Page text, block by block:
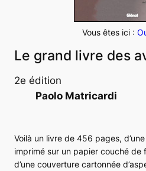
Vous êtes ici :
Le grand livre des
2e édition
Paolo Matricardi
Voilà un livre de 456 pages,
imprimé sur un papier couché
d’une couverture cartonnée